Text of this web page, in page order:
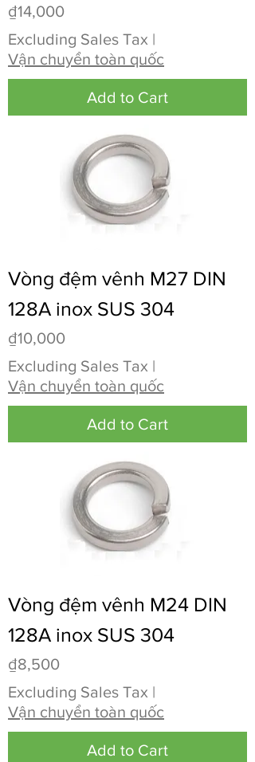
Price
₫14,000
Excluding Sales Tax |
Vận chuyển toàn quốc
Add to Cart
Vòng đệm vênh M27 DIN
128A inox SUS 304
Price
₫10,000
Excluding Sales Tax |
Vận chuyển toàn quốc
Add to Cart
Vòng đệm vênh M24 DIN
128A inox SUS 304
Price
₫8,500
Excluding Sales Tax |
Vận chuyển toàn quốc
Add to Cart